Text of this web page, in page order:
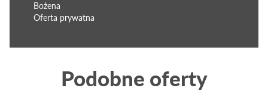
Bożena
Oferta prywatna
Podobne oferty